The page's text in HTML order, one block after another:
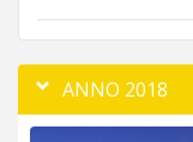
ANNO 2018